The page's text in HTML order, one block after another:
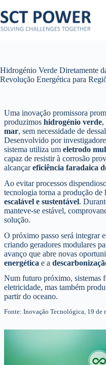
para
o
conteúdo
Hidrogénio Verde Diretamente
Revolução Energética para
Uma inovação promissora
produzimos hidrogénio verde,
mar, sem necessidade de
Desenvolvido por
sistema utiliza um eletrodo
capaz de resistir à corrosão
alcançareficiência faradaica
Ao evitar processos
tecnologia torna a produção de
escalável e sustentável.
manteve-se estável,
solução.
O próximo passo será integrar
criando geradores modulares
avanço que abre novas
energética e a
Num futuro próximo, sistemas
eletricidade, mas também
partir do oceano.
Fonte: Inovação Tecnológica, 19 de